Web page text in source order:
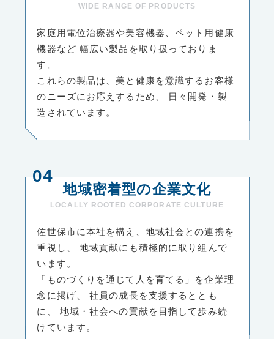
WIDE RANGE OF PRODUCTS
家庭用電位治療器や美容機器、ペット用健康
機器など 幅広い製品を取り扱っておりま
す。
これらの製品は、美と健康を意識するお客様
のニーズにお応えするため、
日々開発・製
造されています。
地域密着型の企業文化
LOCALLY ROOTED CORPORATE CULTURE
佐世保市に本社を構え、地域社会との連携を
重視し、
地域貢献にも積極的に取り組んで
います。
「ものづくりを通じて人を育てる」を企業理
念に掲げ、
社員の成長を支援するととも
に、
地域・社会への貢献を目指して歩み続
けています。